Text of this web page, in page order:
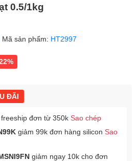
0.5/1kg
Mã sản phẩm: HT2997
ĐÃI
freeship đơn từ 350k Sao chép
giảm 99k đơn hàng silicon Sao
giảm ngay 10k cho đơn